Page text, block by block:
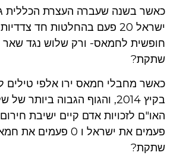
כאשר בשנה שעברה העצרת הכללית
ישראל 20 פעם בהחלטות חד
חופשית לחמאס- ורק שלוש נגד שאר
שתקת?
כאשר מחבלי חמאס ירו אלפי טילים
בקיץ 2014, והגוף הגבוה ביותר של
פעמים את ישראל ו 0
שתקת?